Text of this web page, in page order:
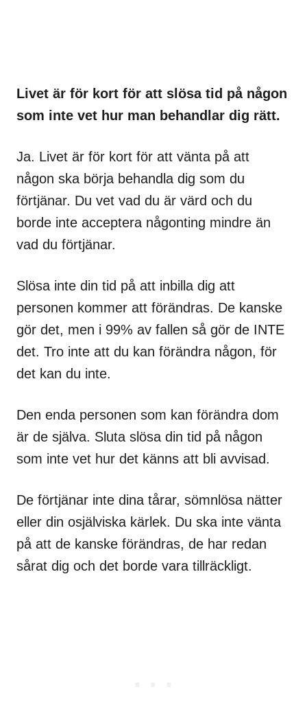
Livet är för kort för att slösa tid på någon
som inte vet hur man behandlar dig rätt.
Ja. Livet är för kort för att vänta på att
någon ska börja behandla dig som du
förtjänar. Du vet vad du är värd och du
borde inte acceptera någonting mindre än
vad du förtjänar.
Slösa inte din tid på att inbilla dig att
personen kommer att förändras. De kanske
gör det, men i 99% av fallen så gör de INTE
det. Tro inte att du kan förändra någon, för
det kan du inte.
Den enda personen som kan förändra dom
är de själva. Sluta slösa din tid på någon
som inte vet hur det känns att bli avvisad.
De förtjänar inte dina tårar, sömnlösa nätter
eller din osjälviska kärlek. Du ska inte vänta
på att de kanske förändras, de har redan
sårat dig och det borde vara tillräckligt.